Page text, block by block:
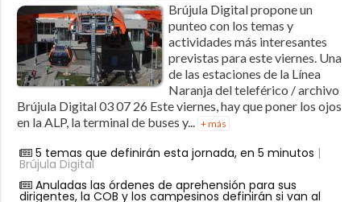
Brújula Digital propone un
punteo con los temas y
actividades más interesantes
previstas para este viernes. Una
de las estaciones de la Línea
Naranja del teleférico / archivo
Brújula Digital 03 07 26 Este viernes, hay que poner los ojos
en la ALP, la terminal de buses y...
+ más
5 temas que definirán esta jornada, en 5 minutos |
Brújula Digital
Anuladas las órdenes de aprehensión para sus
dirigentes, la COB y los campesinos definirán si van al